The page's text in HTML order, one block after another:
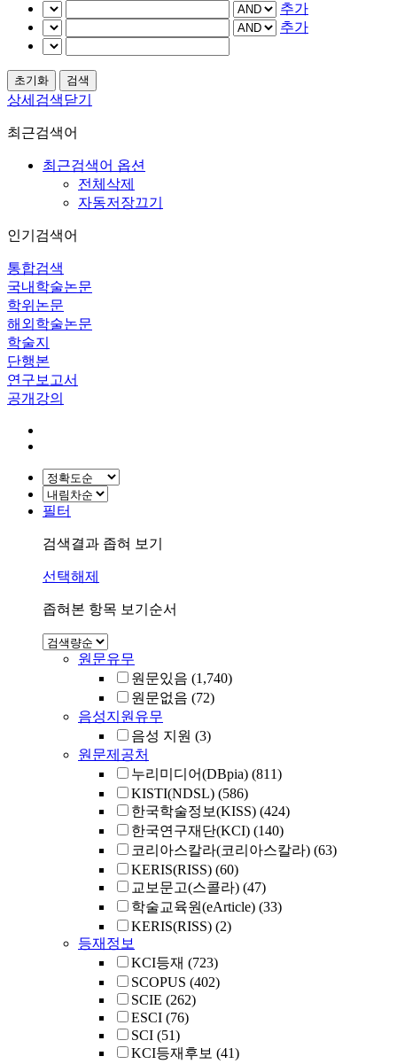
추가
추가
상세검색닫기
최근검색어
최근검색어 옵션
전체삭제
자동저장끄기
인기검색어
통합검색
국내학술논문
학위논문
해외학술논문
학술지
단행본
연구보고서
공개강의
필터
검색결과 좁혀 보기
선택해제
좁혀본 항목 보기순서
원문유무
원문있음 (1,740)
원문없음 (72)
음성지원유무
음성 지원 (3)
원문제공처
누리미디어(DBpia) (811)
KISTI(NDSL) (586)
한국학술정보(KISS) (424)
한국연구재단(KCI) (140)
코리아스칼라(코리아스칼라) (63)
KERIS(RISS) (60)
교보문고(스콜라) (47)
학술교육원(eArticle) (33)
KERIS(RISS) (2)
등재정보
KCI등재 (723)
SCOPUS (402)
SCIE (262)
ESCI (76)
SCI (51)
KCI등재후보 (41)